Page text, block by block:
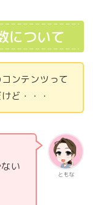
について
ンテンツって
ど・・・
ともな
い